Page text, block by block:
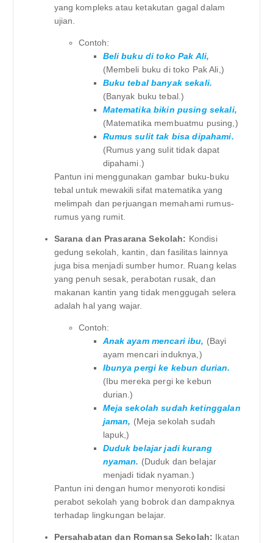
yang kompleks atau ketakutan gagal dalam
ujian.
Contoh:
Beli buku di toko Pak Ali,
(Membeli buku di toko Pak Ali,)
Buku tebal banyak sekali.
(Banyak buku tebal.)
Matematika bikin pusing sekali,
(Matematika membuatmu pusing,)
Rumus sulit tak bisa dipahami.
(Rumus yang sulit tidak dapat
dipahami.)
Pantun ini menggunakan gambar buku-buku
tebal untuk mewakili sifat matematika yang
melimpah dan perjuangan memahami rumus-
rumus yang rumit.
Sarana dan Prasarana Sekolah: Kondisi
gedung sekolah, kantin, dan fasilitas lainnya
juga bisa menjadi sumber humor. Ruang kelas
yang penuh sesak, perabotan rusak, dan
makanan kantin yang tidak menggugah selera
adalah hal yang wajar.
Contoh:
Anak ayam mencari ibu, (Bayi
ayam mencari induknya,)
Ibunya pergi ke kebun durian.
(Ibu mereka pergi ke kebun
durian.)
Meja sekolah sudah ketinggalan
jaman, (Meja sekolah sudah
lapuk,)
Duduk belajar jadi kurang
nyaman. (Duduk dan belajar
menjadi tidak nyaman.)
Pantun ini dengan humor menyoroti kondisi
perabot sekolah yang bobrok dan dampaknya
terhadap lingkungan belajar.
Persahabatan dan Romansa Sekolah: Ikatan